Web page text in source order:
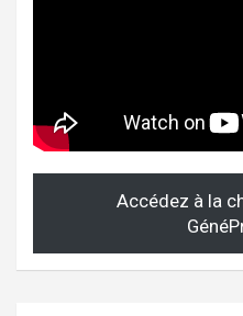
Accédez à la